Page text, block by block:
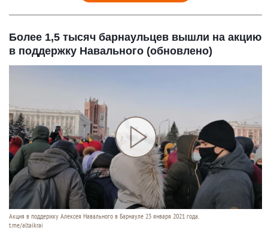
Более 1,5 тысяч барнаульцев вышли на акцию
в поддержку Навального (обновлено)
Акция в поддержку Алексея Навального в Барнауле 23 января 2021 года.
t.me/altaikrai